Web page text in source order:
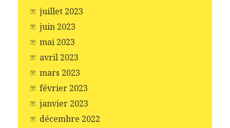
juillet 2023
juin 2023
mai 2023
avril 2023
mars 2023
février 2023
janvier 2023
décembre 2022